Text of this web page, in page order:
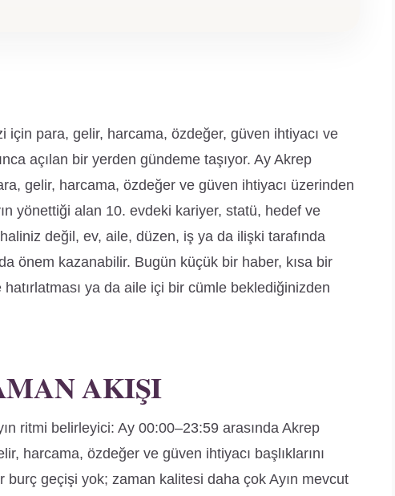
için para, gelir, harcama, özdeğer, güven ihtiyacı ve
açılan bir yerden gündeme taşıyor. Ay Akrep
gelir, harcama, özdeğer ve güven ihtiyacı üzerinden
yönettiği alan 10. evdeki kariyer, statü, hedef ve
değil, ev, aile, düzen, iş ya da ilişki tarafında
önem kazanabilir. Bugün küçük bir haber, kısa bir
ya da aile içi bir cümle beklediğinizden
AKIŞI
ritmi belirleyici: Ay 00:00–23:59 arasında Akrep
harcama, özdeğer ve güven ihtiyacı başlıklarını
burç geçişi yok; zaman kalitesi daha çok Ayın mevcut